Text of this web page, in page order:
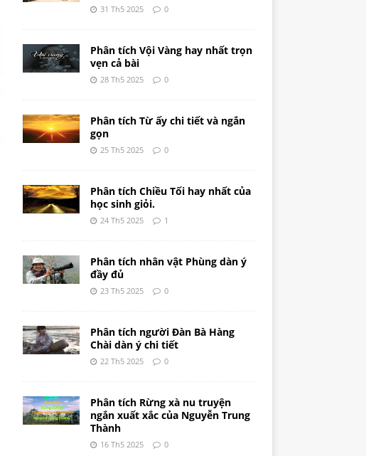
31 Th5 2025 0
Phân tích Vội Vàng hay nhất trọn
vẹn cả bài
28 Th5 2025 0
Phân tích Từ ấy chi tiết và ngắn
gọn
25 Th5 2025 0
Phân tích Chiều Tối hay nhất của
học sinh giỏi.
24 Th5 2025 1
Phân tích nhân vật Phùng dàn ý
đầy đủ
23 Th5 2025 0
Phân tích người Đàn Bà Hàng
Chài dàn ý chi tiết
22 Th5 2025 0
Phân tích Rừng xà nu truyện
ngắn xuất xắc của Nguyễn Trung
Thành
16 Th5 2025 0